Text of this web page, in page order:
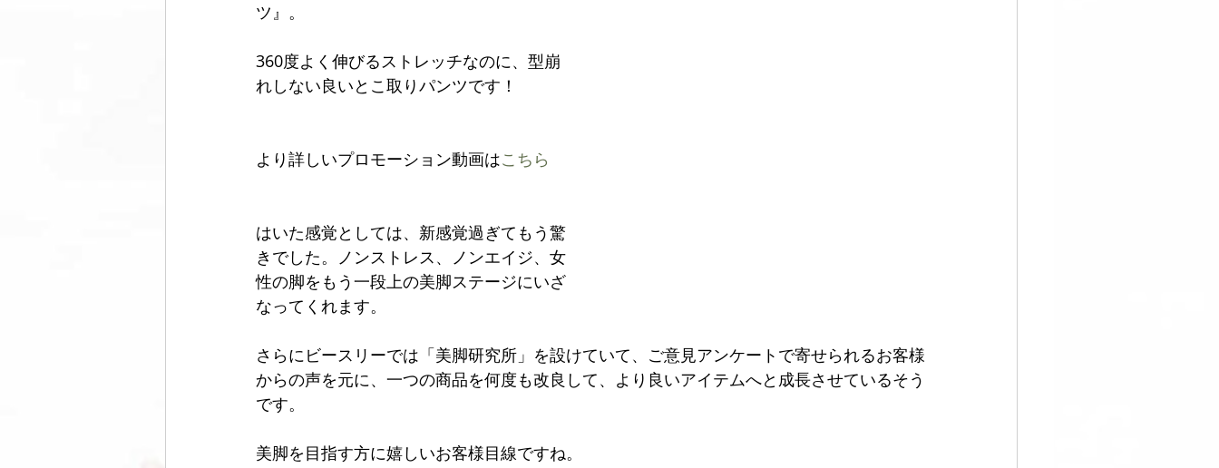
ツ』。
360度よく伸びるストレッチなのに、型崩
れしない良いとこ取りパンツです！
より詳しいプロモーション動画はこちら
はいた感覚としては、新感覚過ぎてもう驚
きでした。ノンストレス、ノンエイジ、女
性の脚をもう一段上の美脚ステージにいざ
なってくれます。
さらにビースリーでは「美脚研究所」を設けていて、ご意見アンケートで寄せられるお客様
からの声を元に、一つの商品を何度も改良して、より良いアイテムへと成長させているそう
です。
美脚を目指す方に嬉しいお客様目線ですね。